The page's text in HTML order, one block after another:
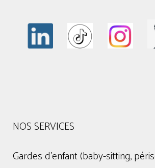
NOS SERVICES
Gardes d'enfant (baby-sitting,